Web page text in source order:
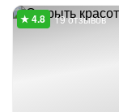
19 отзывов